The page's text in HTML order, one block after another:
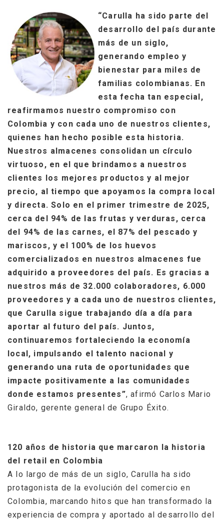
“Carulla ha sido parte del
desarrollo del país durante
más de un siglo,
generando empleo y
bienestar para miles de
familias colombianas. En
esta fecha tan especial,
reafirmamos nuestro compromiso con
Colombia y con cada uno de nuestros clientes,
quienes han hecho posible esta historia.
Nuestros almacenes consolidan un círculo
virtuoso, en el que brindamos a nuestros
clientes los mejores productos y al mejor
precio, al tiempo que apoyamos la compra local
y directa. Solo en el primer trimestre de 2025,
cerca del 94% de las frutas y verduras, cerca
del 94% de las carnes, el 87% del pescado y
mariscos, y el 100% de los huevos
comercializados en nuestros almacenes fue
adquirido a proveedores del país. Es gracias a
nuestros más de 32.000 colaboradores, 6.000
proveedores y a cada uno de nuestros clientes,
que Carulla sigue trabajando día a día para
aportar al futuro del país. Juntos,
continuaremos fortaleciendo la economía
local, impulsando el talento nacional y
generando una ruta de oportunidades que
impacte positivamente a las comunidades
donde estamos presentes”, afirmó Carlos Mario
Giraldo, gerente general de Grupo Éxito.
120 años de historia que marcaron la historia
del retail en Colombia
A lo largo de más de un siglo, Carulla ha sido
protagonista de la evolución del comercio en
Colombia, marcando hitos que han transformado la
experiencia de compra y aportado al desarrollo del